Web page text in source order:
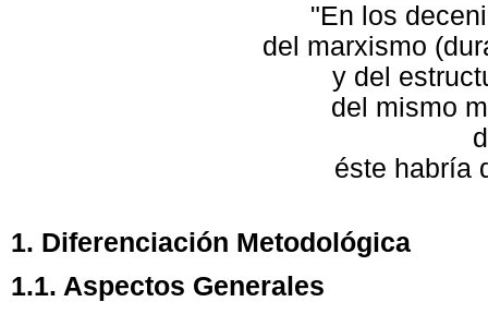
"En los
del marxismo
y del
del mismo
éste habría
1. Diferenciación Metodológica
1.1. Aspectos Generales